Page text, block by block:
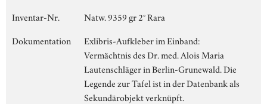
Inventar-Nr.
Natw. 9359 gr 2° Rara
Dokumentation
Exlibris-Aufkleber im Einband:
Vermächtnis des Dr. med. Alois Maria
Lautenschläger in Berlin-Grunewald. Die
Legende zur Tafel ist in der Datenbank als
Sekundärobjekt verknüpft.